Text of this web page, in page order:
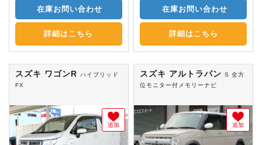
在庫お問い合わせ
詳細はこちら
在庫お問い合わせ
詳細はこちら
スズキ ワゴンR ハイブリッド
FX
追加
スズキ アルトラパンS 全方
位モニター付メモリーナビ
追加